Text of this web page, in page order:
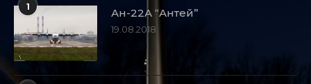
1
Ан-22А “Антей”
19.08.2018